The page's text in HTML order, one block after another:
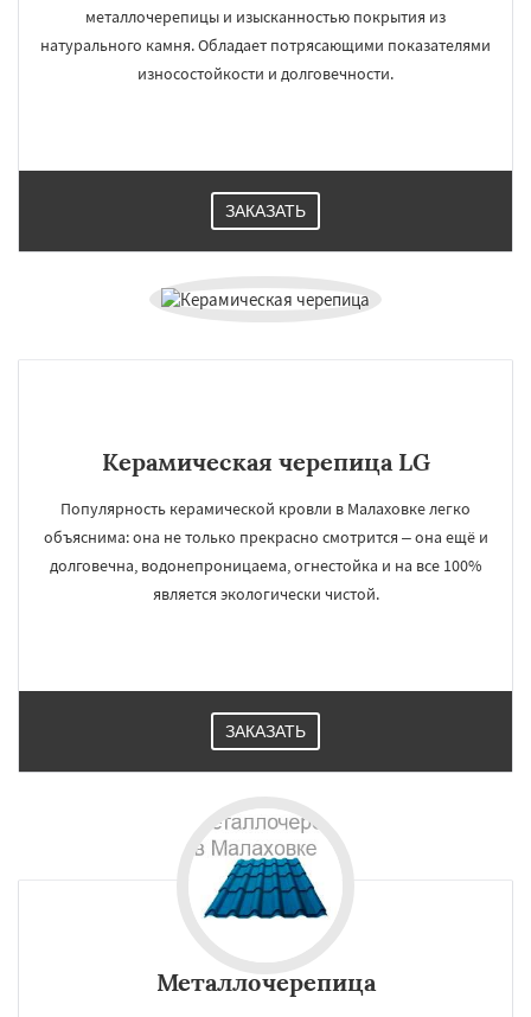
металлочерепицы и изысканностью покрытия из
натурального камня. Обладает потрясающими показателями
износостойкости и долговечности.
ЗАКАЗАТЬ
Керамическая черепица LG
Популярность керамической кровли в Малаховке легко
объяснима: она не только прекрасно смотрится – она ещё и
долговечна, водонепроницаема, огнестойка и на все 100%
является экологически чистой.
ЗАКАЗАТЬ
Металлочерепица